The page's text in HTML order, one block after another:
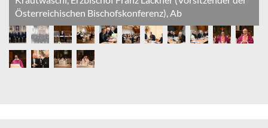
Österreichischen Bischofskonferenz), Ab